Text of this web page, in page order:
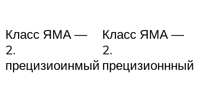
Класс ЯМА —
2.
прецизиоинмый
Класс ЯМА —
2.
прецизионнный